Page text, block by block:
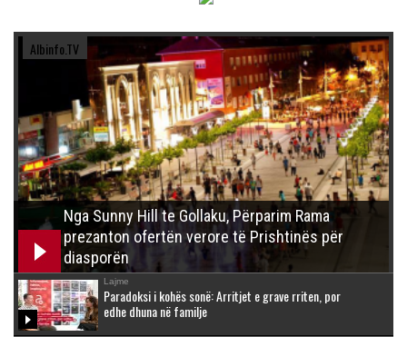
Albinfo.TV
Nga Sunny Hill te Gollaku, Përparim Rama
prezanton ofertën verore të Prishtinës për
diasporën
Lajme
Paradoksi i kohës sonë: Arritjet e grave rriten, por
edhe dhuna në familje